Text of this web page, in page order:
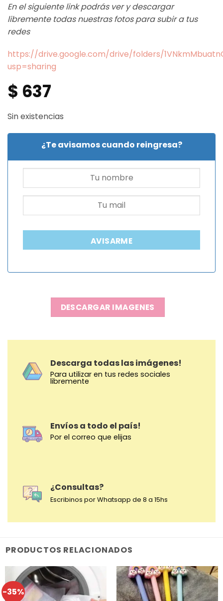
En el siguiente link podrás ver y descargar
libremente todas nuestras fotos para subir a tus
redes
https://drive.google.com/drive/folders/
usp=sharing
$ 637
Sin existencias
¿Te avisamos cuando reingresa?
AVISARME
DESCARGAR IMAGENES
Descarga todas las imágenes!
Para utilizar en tus redes sociales
libremente
Envíos a todo el país!
Por el correo que elijas
¿Consultas?
Escribinos por Whatsapp de 8 a 15hs
PRODUCTOS RELACIONADOS
-35%